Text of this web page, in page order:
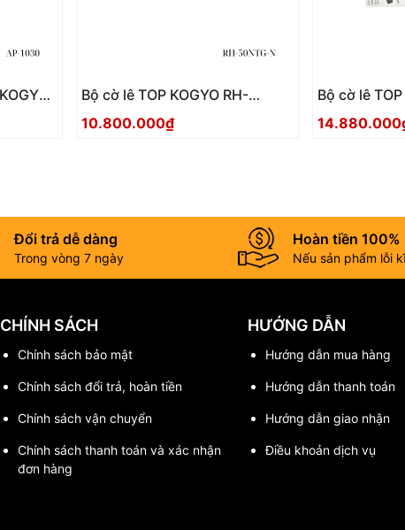
Bộ cờ lê TOP KOGYO RH-
50NTG-N Nhật Bản
10.800.000₫
Bộ cờ lê
100NTG-N
Đổi trả dễ dàng
Trong vòng 7 ngày
Hoàn tiền 100%
Nếu sản phẩm lỗi
CHÍNH SÁCH
Chính sách bảo mật
Chính sách đổi trả, hoàn tiền
Chính sách vận chuyển
Chính sách thanh toán và xác nhận
đơn hàng
HƯỚNG DẪN
Hướng dẫn mua hàng
Hướng dẫn thanh toán
Hướng dẫn giao nhận
Điều khoản dịch vụ